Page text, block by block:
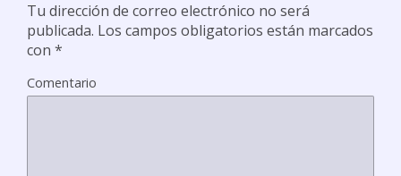
Tu dirección de correo electrónico no será
publicada. Los campos obligatorios están marcados
con *
Comentario